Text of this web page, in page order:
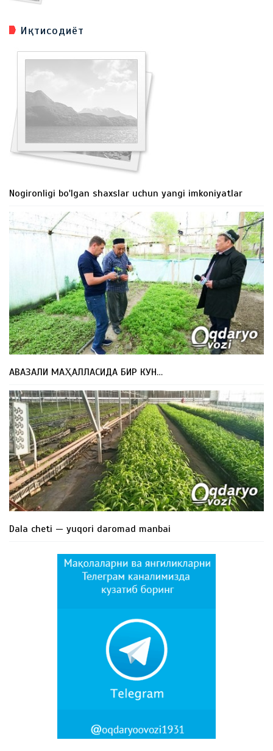
Иқтисодиёт
Nogironligi bo'lgan shaxslar uchun yangi imkoniyatlar
АВАЗАЛИ МАҲАЛЛАСИДА БИР КУН…
Dala cheti — yuqori daromad manbai